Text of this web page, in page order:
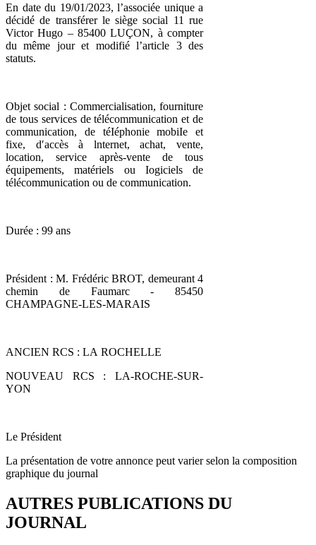
En date du 19/01/2023, l’associée unique a
décidé de transférer le siège social 11 rue
Victor Hugo – 85400 LUÇON, à compter
du même jour et modifié l’article 3 des
statuts.
Objet social : Commercialisation, fourniture
de tous services de télécommunication et de
communication, de téIéphonie mobiIe et
fixe, d′accès à lnternet, achat, vente,
location, service après-vente de tous
équipements, matériels ou Iogiciels de
télécommunication ou de communication.
Durée : 99 ans
Président : M. Frédéric BROT, demeurant 4
chemin de Faumarc - 85450
CHAMPAGNE-LES-MARAIS
ANCIEN RCS : LA ROCHELLE
NOUVEAU RCS : LA-ROCHE-SUR-
YON
Le Président
La présentation de votre annonce peut varier selon la composition
graphique du journal
AUTRES PUBLICATIONS DU
JOURNAL